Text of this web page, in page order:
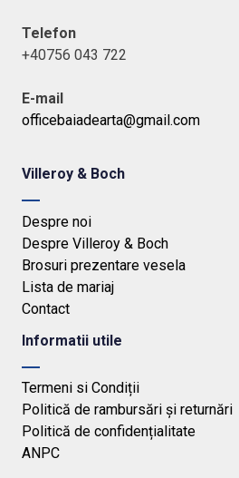
Telefon
+40756 043 722
E-mail
officebaiadearta@gmail.com
Villeroy & Boch
Despre noi
Despre Villeroy & Boch
Brosuri prezentare vesela
Lista de mariaj
Contact
Informatii utile
Termeni si Condiții
Politică de rambursări și returnări
Politică de confidențialitate
ANPC